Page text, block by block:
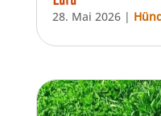
28. Mai 2026|